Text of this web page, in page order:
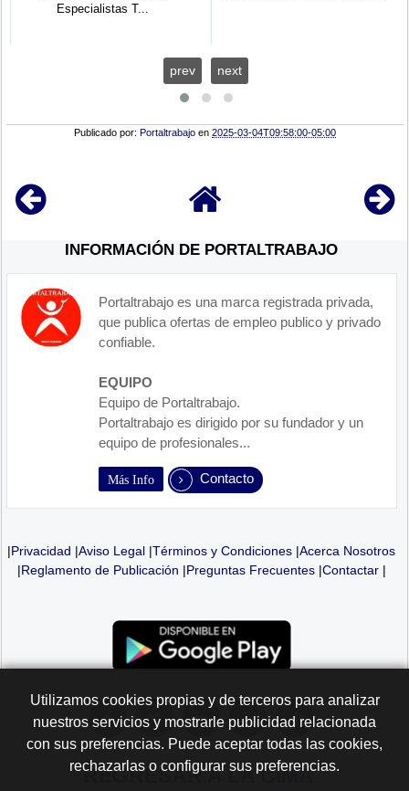
Especialistas T...
prev next
Publicado por: Portaltrabajo en2025-03-04T09:58:00-05:00
INFORMACIÓN DE PORTALTRABAJO
Portaltrabajo es una marca registrada privada,
que publica ofertas de empleo publico y privado
confiable.
EQUIPO
Equipo de Portaltrabajo.
Portaltrabajo es dirigido por su fundador y un
equipo de profesionales...
Más Info Contacto
|Privacidad |Aviso Legal |Términos y Condiciones |Acerca Nosotros
|Reglamento de Publicación |Preguntas Frecuentes|Contactar|
Utilizamos cookies propias y de terceros para analizar
nuestros servicios y mostrarle publicidad relacionada
con sus preferencias. Puede aceptar todas las cookies,
rechazarlas o configurar sus preferencias.
REGRESAR A LACIMA